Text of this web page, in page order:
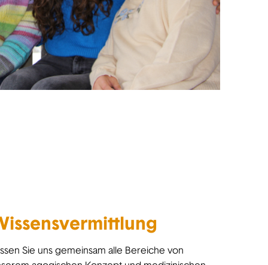
Sie uns gemeinsam alle Bereiche von